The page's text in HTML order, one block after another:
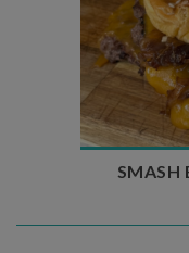
SMASH